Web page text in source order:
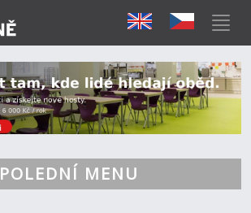
POLEDNÍ MENU